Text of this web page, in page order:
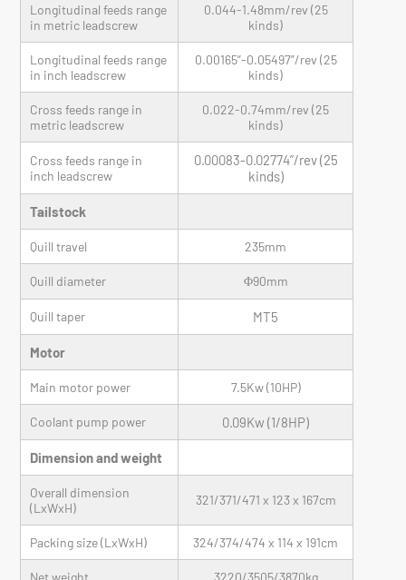
Longitudinal feeds range
in metric leadscrew
0.044-1.48mm/rev (25
kinds)
Longitudinal feeds range
in inch leadscrew
0.00165”-0.05497”/rev (25
kinds)
Cross feeds range in
metric leadscrew
0.022-0.74mm/rev (25
kinds)
Cross feeds range in
inch leadscrew
0.00083-0.02774”/rev (25
kinds)
Tailstock
Quill travel 235mm
Quill diameter Φ90mm
Quill taper MT5
Motor
Main motor power 7.5Kw (10HP)
Coolant pump power 0.09Kw (1/8HP)
Dimension and weight
Overall dimension
(LxWxH)
321/371/471 x 123 x 167cm
Packing size (LxWxH) 324/374/474 x 114 x 191cm
Net weight 3220/3505/3870kg